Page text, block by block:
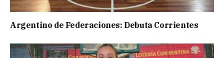
Argentino de Federaciones: Debuta Corrientes